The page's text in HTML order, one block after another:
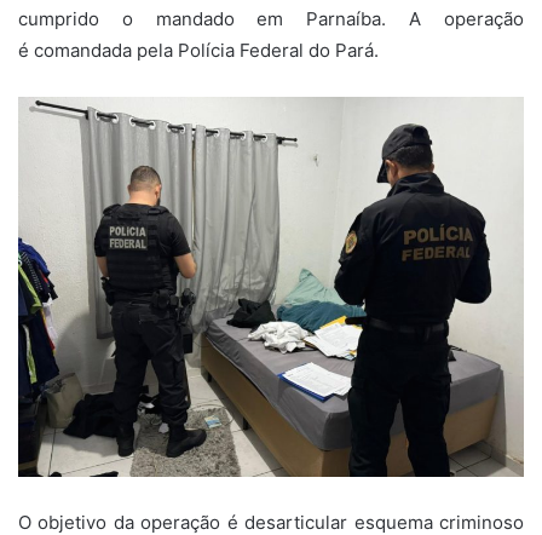
cumprido o mandado em Parnaíba. A operação
é comandada pela Polícia Federal do Pará.
O objetivo da operação é desarticular esquema criminoso